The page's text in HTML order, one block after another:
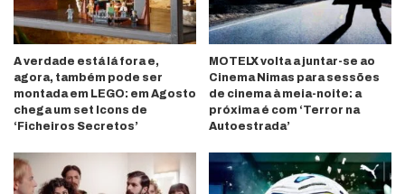
A verdade está lá fora e,
agora, também pode ser
montada em LEGO: em Agosto
chega um set Icons de
‘Ficheiros Secretos’
MOTELX volta a juntar-se ao
Cinema Nimas para sessões
de cinema à meia-noite: a
próxima é com ‘Terror na
Autoestrada’